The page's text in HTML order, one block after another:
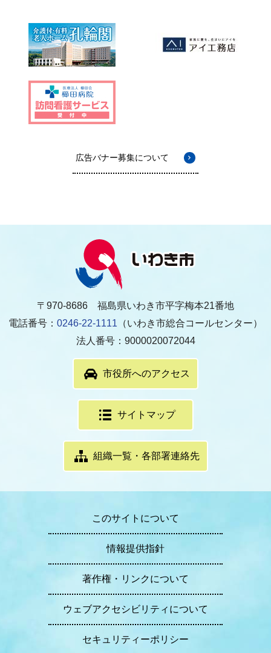
広告バナー募集について
〒970-8686 福島県いわき市平字梅本21番地
電話番号： 0246-22-1111 （いわき市総合コールセンター）
法人番号：9000020072044
市役所へのアクセス
サイトマップ
組織一覧・各部署連絡先
このサイトについて
情報提供指針
著作権・リンクについて
ウェブアクセシビリティについて
セキュリティーポリシー